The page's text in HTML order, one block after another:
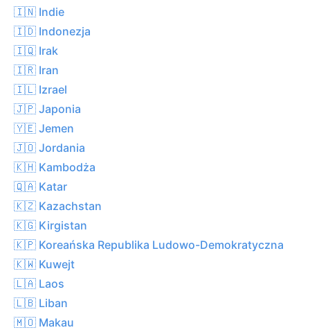
🇮🇳 Indie
🇮🇩 Indonezja
🇮🇶 Irak
🇮🇷 Iran
🇮🇱 Izrael
🇯🇵 Japonia
🇾🇪 Jemen
🇯🇴 Jordania
🇰🇭 Kambodża
🇶🇦 Katar
🇰🇿 Kazachstan
🇰🇬 Kirgistan
🇰🇵 Koreańska Republika Ludowo-Demokratyczna
🇰🇼 Kuwejt
🇱🇦 Laos
🇱🇧 Liban
🇲🇴 Makau